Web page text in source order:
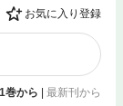
お気に入り登録
1巻から 最新刊から